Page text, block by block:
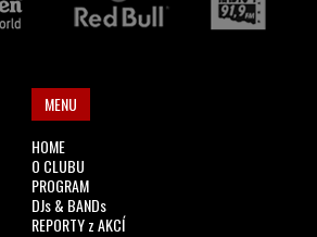
MENU
HOME
O CLUBU
PROGRAM
DJs & BANDs
REPORTY z AKCÍ